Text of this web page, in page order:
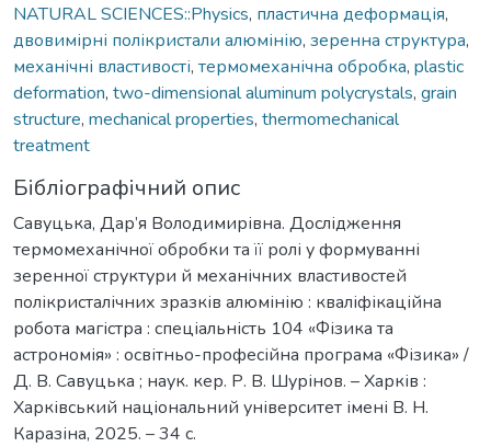
NATURAL SCIENCES::Physics, пластична деформація,
двовимірні полікристали алюмінію, зеренна структура,
механічні властивості, термомеханічна обробка, plastic
deformation, two-dimensional aluminum polycrystals, grain
structure, mechanical properties, thermomechanical
treatment
Бібліографічний опис
Савуцька, Дар’я Володимирівна. Дослідження
термомеханічної обробки та її ролі у формуванні
зеренної структури й механічних властивостей
полікристалічних зразків алюмінію : кваліфікаційна
робота магістра : спеціальність 104 «Фізика та
астрономія» : освітньо-професійна програма «Фізика» /
Д. В. Савуцька ; наук. кер. Р. В. Шурінов. – Харків :
Харківський національний університет імені В. Н.
Каразіна, 2025. – 34 с.